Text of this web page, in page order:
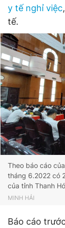
Đọc Thanh
Theo dõi báo
Hotline
0906 645 777
Đặt báo
Tổng biên tập:
Phó tổng biên
Phó tổng biên
Tổng thư ký tòa
y tế nghỉ việc
tế.
Theo báo cáo
tháng 6.2022 có
của tỉnh Thanh
MINH HẢI
Báo cáo